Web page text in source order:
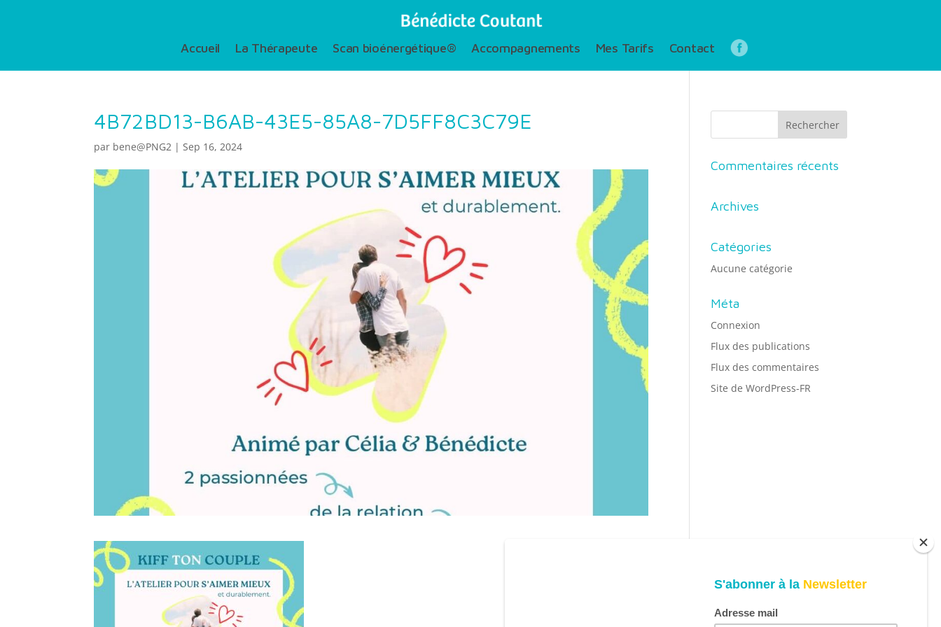
Accueil La Thérapeute Scan bioénergétique® Accompagnements Mes Tarifs Contact
4B72BD13-B6AB-43E5-85A8-7D5FF8C3C79E
par bene@PNG2 |Sep 16, 2024
Commentaires récents
Archives
Catégories
Aucune catégorie
Méta
Connexion
Flux des publications
Flux des commentaires
Site de WordPress-FR